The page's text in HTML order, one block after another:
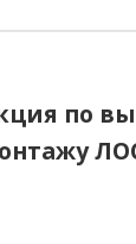
по